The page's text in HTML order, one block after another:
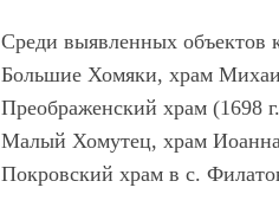
Среди выявленных объектов
Большие Хомяки, храм
Преображенский храм (1698
Малый Хомутец, храм
Покровский храм в с.